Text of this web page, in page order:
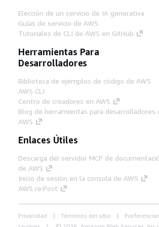
Elección de un servicio de IA generativa
Guías de servicio de AWS
Tutoriales de CLI de AWS en GitHub
Herramientas Para
Desarrolladores
Biblioteca de ejemplos de código de AWS
AWS CLI
Centro de creadores en AWS
Blog de herramientas para desarrolladores
AWS
Enlaces Útiles
Descarga del servidor MCP de
de AWS
Inicio de sesión en la consola de AWS
AWS re:Post
Privacidad Términos del sitio